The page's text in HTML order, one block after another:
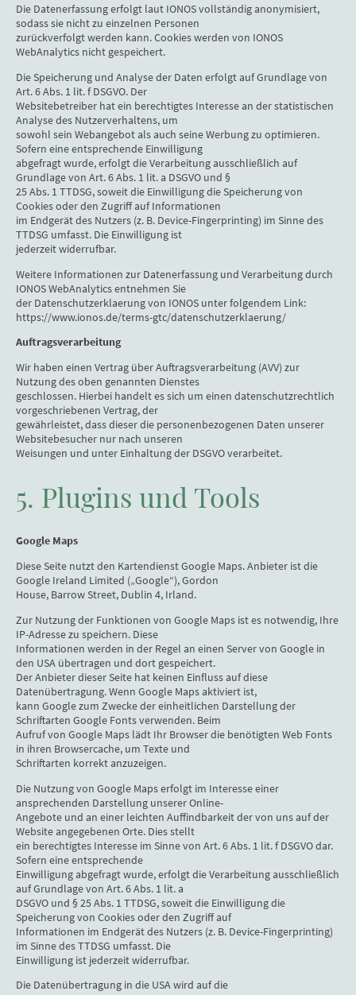
Die Datenerfassung erfolgt laut IONOS vollständig anonymisiert,
sodass sie nicht zu einzelnen Personen
zurückverfolgt werden kann. Cookies werden von IONOS
WebAnalytics nicht gespeichert.
Die Speicherung und Analyse der Daten erfolgt auf Grundlage von
Art. 6 Abs. 1 lit. f DSGVO. Der
Websitebetreiber hat ein berechtigtes Interesse an der statistischen
Analyse des Nutzerverhaltens, um
sowohl sein Webangebot als auch seine Werbung zu optimieren.
Sofern eine entsprechende Einwilligung
abgefragt wurde, erfolgt die Verarbeitung ausschließlich auf
Grundlage von Art. 6 Abs. 1 lit. a DSGVO und §
25 Abs. 1 TTDSG, soweit die Einwilligung die Speicherung von
Cookies oder den Zugriff auf Informationen
im Endgerät des Nutzers (z. B. Device-Fingerprinting) im Sinne des
TTDSG umfasst. Die Einwilligung ist
jederzeit widerrufbar.
Weitere Informationen zur Datenerfassung und Verarbeitung durch
IONOS WebAnalytics entnehmen Sie
der Datenschutzerklaerung von IONOS unter folgendem Link:
https://www.ionos.de/terms-gtc/datenschutzerklaerung/
Auftragsverarbeitung
Wir haben einen Vertrag über Auftragsverarbeitung (AVV) zur
Nutzung des oben genannten Dienstes
geschlossen. Hierbei handelt es sich um einen datenschutzrechtlich
vorgeschriebenen Vertrag, der
gewährleistet, dass dieser die personenbezogenen Daten unserer
Websitebesucher nur nach unseren
Weisungen und unter Einhaltung der DSGVO verarbeitet.
5. Plugins und Tools
Google Maps
Diese Seite nutzt den Kartendienst Google Maps. Anbieter ist die
Google Ireland Limited („Google“), Gordon
House, Barrow Street, Dublin 4, Irland.
Zur Nutzung der Funktionen von Google Maps ist es notwendig, Ihre
IP-Adresse zu speichern. Diese
Informationen werden in der Regel an einen Server von Google in
den USA übertragen und dort gespeichert.
Der Anbieter dieser Seite hat keinen Einfluss auf diese
Datenübertragung. Wenn Google Maps aktiviert ist,
kann Google zum Zwecke der einheitlichen Darstellung der
Schriftarten Google Fonts verwenden. Beim
Aufruf von Google Maps lädt Ihr Browser die benötigten Web Fonts
in ihren Browsercache, um Texte und
Schriftarten korrekt anzuzeigen.
Die Nutzung von Google Maps erfolgt im Interesse einer
ansprechenden Darstellung unserer Online-
Angebote und an einer leichten Auffindbarkeit der von uns auf der
Website angegebenen Orte. Dies stellt
ein berechtigtes Interesse im Sinne von Art. 6 Abs. 1 lit. f DSGVO dar.
Sofern eine entsprechende
Einwilligung abgefragt wurde, erfolgt die Verarbeitung ausschließlich
auf Grundlage von Art. 6 Abs. 1 lit. a
DSGVO und § 25 Abs. 1 TTDSG, soweit die Einwilligung die
Speicherung von Cookies oder den Zugriff auf
Informationen im Endgerät des Nutzers (z. B. Device-Fingerprinting)
im Sinne des TTDSG umfasst. Die
Einwilligung ist jederzeit widerrufbar.
Die Datenübertragung in die USA wird auf die